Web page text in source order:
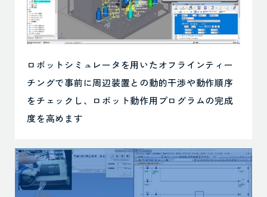
ロボットシミュレータを用いたオフラインティー
チングで事前に周辺装置との動的干渉や動作順序
をチェックし、ロボット動作用プログラムの完成
度を高めます